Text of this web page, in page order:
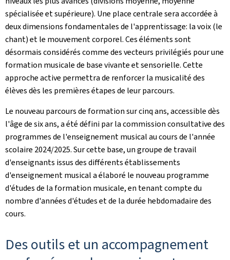
spécialisée et supérieure). Une place centrale sera accordée à
deux dimensions fondamentales de l'apprentissage: la voix (le
chant) et le mouvement corporel. Ces éléments sont
désormais considérés comme des vecteurs privilégiés pour une
formation musicale de base vivante et sensorielle. Cette
approche active permettra de renforcer la musicalité des
élèves dès les premières étapes de leur parcours.
Le nouveau parcours de formation sur cinq ans, accessible dès
l'âge de six ans, a été défini par la commission consultative des
programmes de l'enseignement musical au cours de l'année
scolaire 2024/2025. Sur cette base, un groupe de travail
d'enseignants issus des différents établissements
d'enseignement musical a élaboré le nouveau programme
d'études de la formation musicale, en tenant compte du
nombre d'années d'études et de la durée hebdomadaire des
cours.
Des outils et un accompagnement